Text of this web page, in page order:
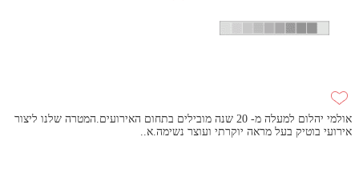
אולמי יהלום למעלה מ- 20 שנה מובילים בתחום האירועים.המטרה שלנו ליצור
אירועי בוטיק בעל מראה יוקרתי ועוצר נשימה.א..